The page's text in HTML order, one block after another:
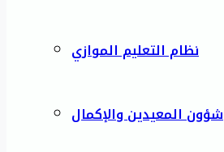
نظام التعليم الموازي
شؤون المعيدين والإكمال